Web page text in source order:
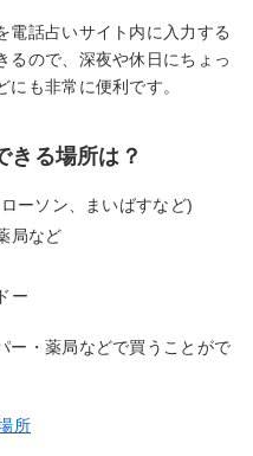
電話占いサイト内に入力する
るので、深夜や休日にちょっ
も非常に便利です。
きる場所は？
ーソン、まいばすなど)
局など
ー
ー・薬局などで買うことがで
所